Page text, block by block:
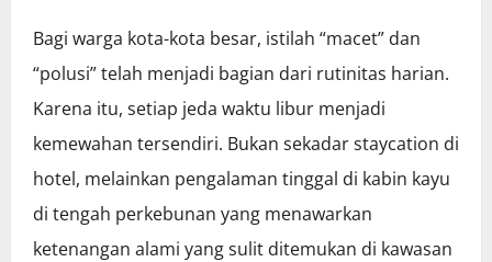
Bagi warga kota-kota besar, istilah “macet” dan
“polusi” telah menjadi bagian dari rutinitas harian.
Karena itu, setiap jeda waktu libur menjadi
kemewahan tersendiri. Bukan sekadar staycation di
hotel, melainkan pengalaman tinggal di kabin kayu
di tengah perkebunan yang menawarkan
ketenangan alami yang sulit ditemukan di kawasan